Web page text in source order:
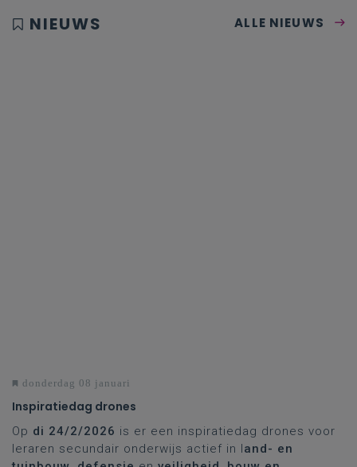
NIEUWS ALLE NIEUWS
donderdag 08 januari
Inspiratiedag drones
Op di 24/2/2026 is er een inspiratiedag drones voor
leraren secundair onderwijs actief in land- en